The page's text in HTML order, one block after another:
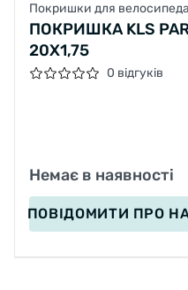
Покришки для велосипеда
ПОКРИШКА KLS
20X1,75
0 відгуків
Немає в наявності
ПОВІДОМИТИ ПРО